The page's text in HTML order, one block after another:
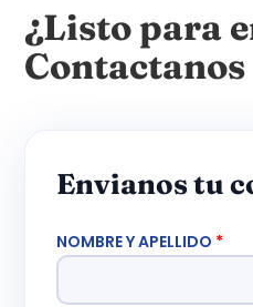
¿Listo para
Contactanos
Envianos tu
NOMBRE Y APELLIDO *